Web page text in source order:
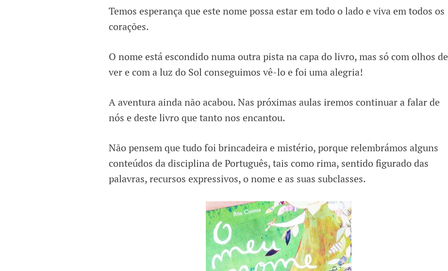
Temos esperança que este nome possa estar em todo o lado e viva em todos os
corações.
O nome está escondido numa outra pista na capa do livro, mas só com olhos de
ver e com a luz do Sol conseguimos vê-lo e foi uma alegria!
A aventura ainda não acabou. Nas próximas aulas iremos continuar a falar de
nós e deste livro que tanto nos encantou.
Não pensem que tudo foi brincadeira e mistério, porque relembrámos alguns
conteúdos da disciplina de Português, tais como rima, sentido figurado das
palavras, recursos expressivos, o nome e as suas subclasses.